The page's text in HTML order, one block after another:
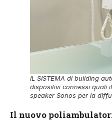
IL SISTEMA di building
dispositivi connessi quali
speaker Sonos per la
Il nuovo